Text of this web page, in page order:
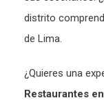
distrito
de Lima.
¿Quieres una
Restaurantes